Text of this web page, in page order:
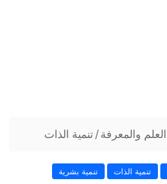
العلم والمعرفة/تنمية الذات
تنمية الذات تنمية بشرية